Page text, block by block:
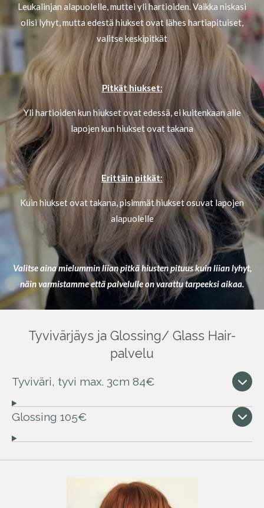
Leukalinjan alapuolelle, muttei yli hartioiden. Vaikka niskasi
olisi lyhyt, mutta edestä hiukset ovat lähes hartiapituiset,
valitse keskipitkät
Pitkät hiukset:
Yli hartioiden kun hiukset ovat edessä, ei kuitenkaan alle
lapojen kun hiukset ovat takana
Erittäin pitkät:
Kuin hiukset ovat takana, pisimmät hiukset osuvat lapojen
alapuolelle
Valitse aina mielummin liian pitkä hiusten pituus kuin liian lyhyt,
näin varmistamme että palvelulle on varattu tarpeeksi aikaa.
Tyvivärjäys ja Glossing/ Glass Hair-
palvelu
Tyviväri, tyvi max. 3cm 84€
Glossing 105€